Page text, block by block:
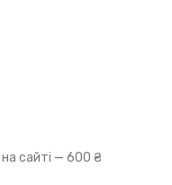
сайті — 600 ₴